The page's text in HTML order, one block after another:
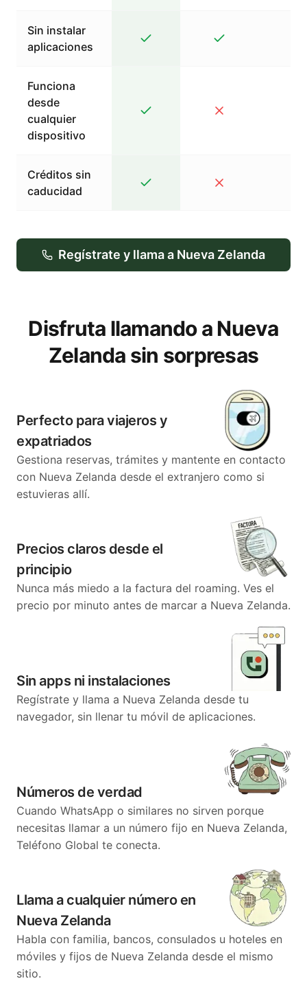
Sin instalar
aplicaciones
Funciona
desde
cualquier
dispositivo
Créditos sin
caducidad
Regístrate y llama a Nueva Zelanda
Disfruta llamando a Nueva
Zelanda sin sorpresas
Perfecto para viajeros y
expatriados
Gestiona reservas, trámites y mantente en contacto
con Nueva Zelanda desde el extranjero como si
estuvieras allí.
Precios claros desde el
principio
Nunca más miedo a la factura del roaming. Ves el
precio por minuto antes de marcar a Nueva Zelanda.
Sin apps ni instalaciones
Regístrate y llama a Nueva Zelanda desde tu
navegador, sin llenar tu móvil de aplicaciones.
Números de verdad
Cuando WhatsApp o similares no sirven porque
necesitas llamar a un número fijo en Nueva Zelanda,
Teléfono Global te conecta.
Llama a cualquier número en
Nueva Zelanda
Habla con familia, bancos, consulados u hoteles en
móviles y fijos de Nueva Zelanda desde el mismo
sitio.